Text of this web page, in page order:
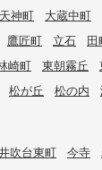
神町 大蔵中町
鷹匠町 立石 田
崎町 東朝霧丘
松が丘 松の内
吹台東町 今寺